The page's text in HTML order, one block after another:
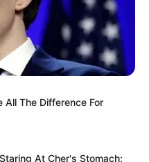
The Difference For
At Cher's Stomach: